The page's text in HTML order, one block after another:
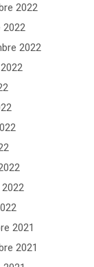
2022
2022
2022
2021
2021